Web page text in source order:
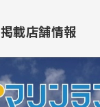
掲載店舗情報